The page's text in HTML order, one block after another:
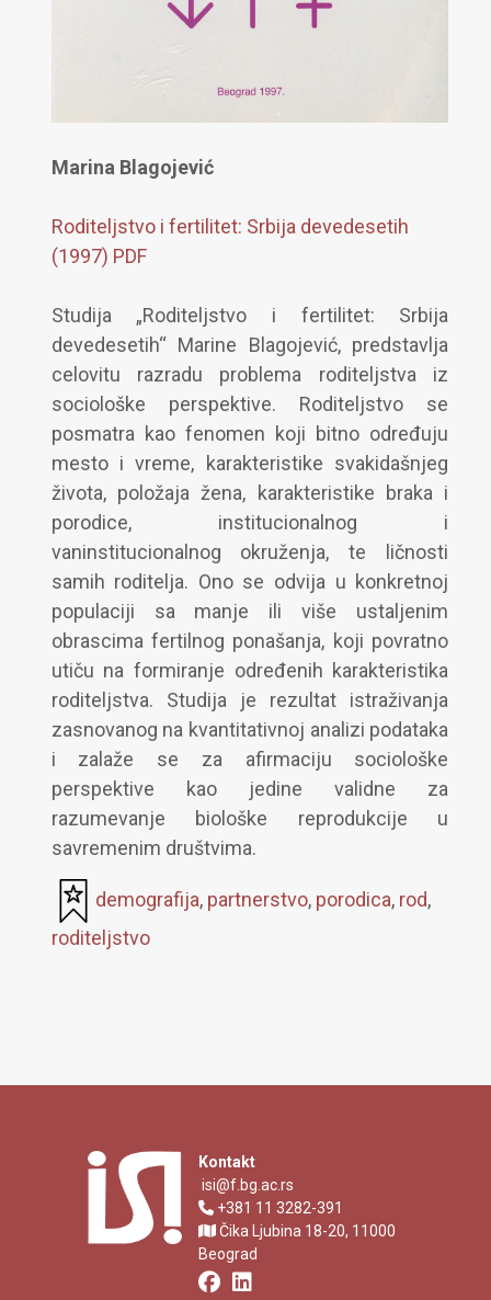
Marina Blagojević
Roditeljstvo i fertilitet: Srbija devedesetih
(1997) PDF
Studija „Roditeljstvo i fertilitet: Srbija
devedesetih“ Marine Blagojević, predstavlja
celovitu razradu problema roditeljstva iz
sociološke perspektive. Roditeljstvo se
posmatra kao fenomen koji bitno određuju
mesto i vreme, karakteristike svakidašnjeg
života, položaja žena, karakteristike braka i
porodice, institucionalnog i
vaninstitucionalnog okruženja, te ličnosti
samih roditelja. Ono se odvija u konkretnoj
populaciji sa manje ili više ustaljenim
obrascima fertilnog ponašanja, koji povratno
utiču na formiranje određenih karakteristika
roditeljstva. Studija je rezultat istraživanja
zasnovanog na kvantitativnoj analizi podataka
i zalaže se za afirmaciju sociološke
perspektive kao jedine validne za
razumevanje biološke reprodukcije u
savremenim društvima.
demografija, partnerstvo, porodica, rod,
roditeljstvo
Kontakt
isi@f.bg.ac.rs
+381 11 3282-391
Čika Ljubina 18-20, 11000
Beograd